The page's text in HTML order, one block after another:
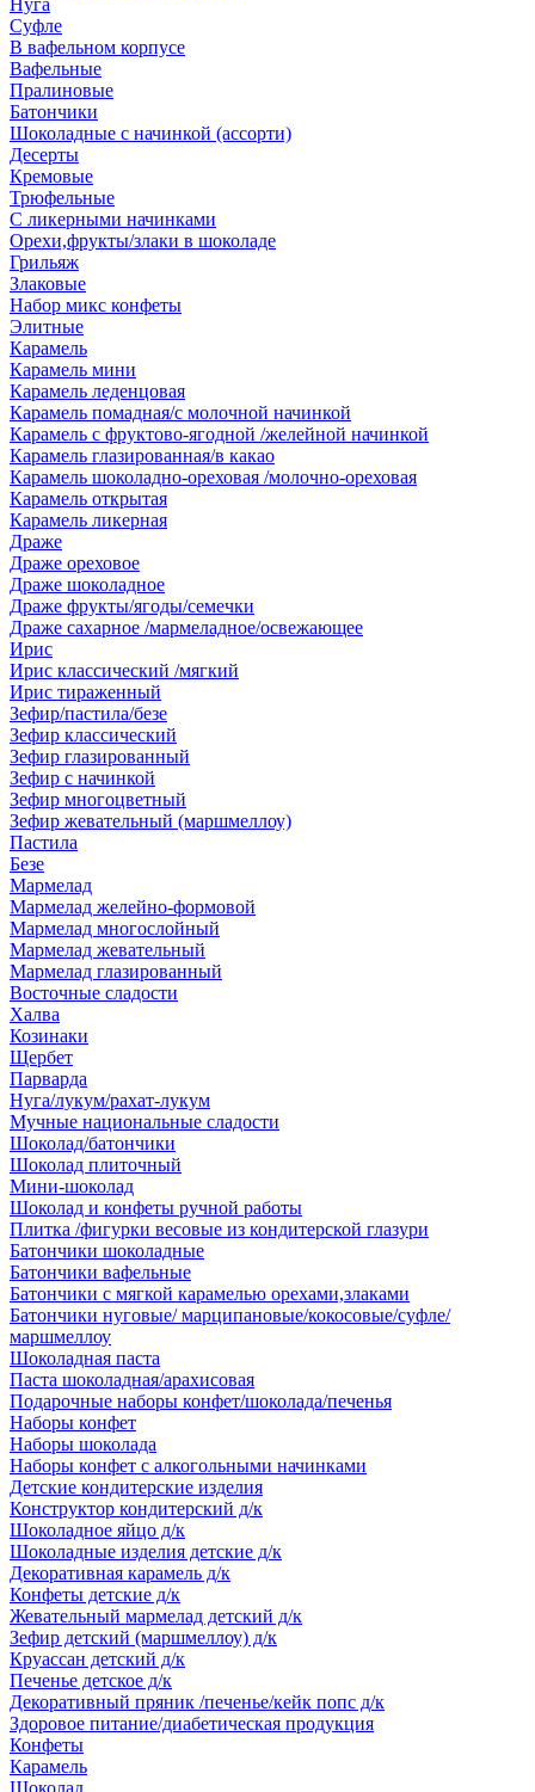
Нуга
Суфле
В вафельном корпусе
Вафельные
Пралиновые
Батончики
Шоколадные с начинкой (ассорти)
Десерты
Кремовые
Трюфельные
С ликерными начинками
Орехи,фрукты/злаки в шоколаде
Грильяж
Злаковые
Набор микс конфеты
Элитные
Карамель
Карамель мини
Карамель леденцовая
Карамель помадная/с молочной начинкой
Карамель с фруктово-ягодной /желейной начинкой
Карамель глазированная/в какао
Карамель шоколадно-ореховая /молочно-ореховая
Карамель открытая
Карамель ликерная
Драже
Драже ореховое
Драже шоколадное
Драже фрукты/ягоды/семечки
Драже сахарное /мармеладное/освежающее
Ирис
Ирис классический /мягкий
Ирис тираженный
Зефир/пастила/безе
Зефир классический
Зефир глазированный
Зефир с начинкой
Зефир многоцветный
Зефир жевательный (маршмеллоу)
Пастила
Безе
Мармелад
Мармелад желейно-формовой
Мармелад многослойный
Мармелад жевательный
Мармелад глазированный
Восточные сладости
Халва
Козинаки
Щербет
Парварда
Нуга/лукум/рахат-лукум
Мучные национальные сладости
Шоколад/батончики
Шоколад плиточный
Мини-шоколад
Шоколад и конфеты ручной работы
Плитка /фигурки весовые из кондитерской глазури
Батончики шоколадные
Батончики вафельные
Батончики с мягкой карамелью орехами,злаками
Батончики нуговые/ марципановые/кокосовые/суфле/
маршмеллоу
Шоколадная паста
Паста шоколадная/арахисовая
Подарочные наборы конфет/шоколада/печенья
Наборы конфет
Наборы шоколада
Наборы конфет с алкогольными начинками
Детские кондитерские изделия
Конструктор кондитерский д/к
Шоколадное яйцо д/к
Шоколадные изделия детские д/к
Декоративная карамель д/к
Конфеты детские д/к
Жевательный мармелад детский д/к
Зефир детский (маршмеллоу) д/к
Круассан детский д/к
Печенье детское д/к
Декоративный пряник /печенье/кейк попс д/к
Здоровое питание/диабетическая продукция
Конфеты
Карамель
Шоколад